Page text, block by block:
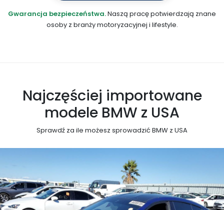
Gwarancja bezpieczeństwa.Naszą pracę potwierdzają znane
osoby z branży motoryzacyjnej i lifestyle.
Najczęściej importowane
modele BMW z USA
Sprawdź za ile możesz sprowadzić BMW z USA